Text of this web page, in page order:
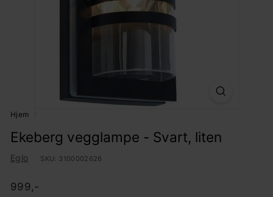
Hjem
Ekeberg vegglampe - Svart, liten
Eglo SKU: 3100002626
Pris
Ordinær
999,-